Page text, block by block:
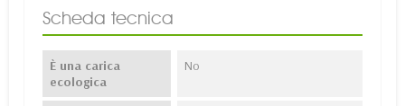
Scheda tecnica
È una carica
ecologica
No